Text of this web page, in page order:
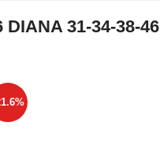
DIANA 31-34-38-46